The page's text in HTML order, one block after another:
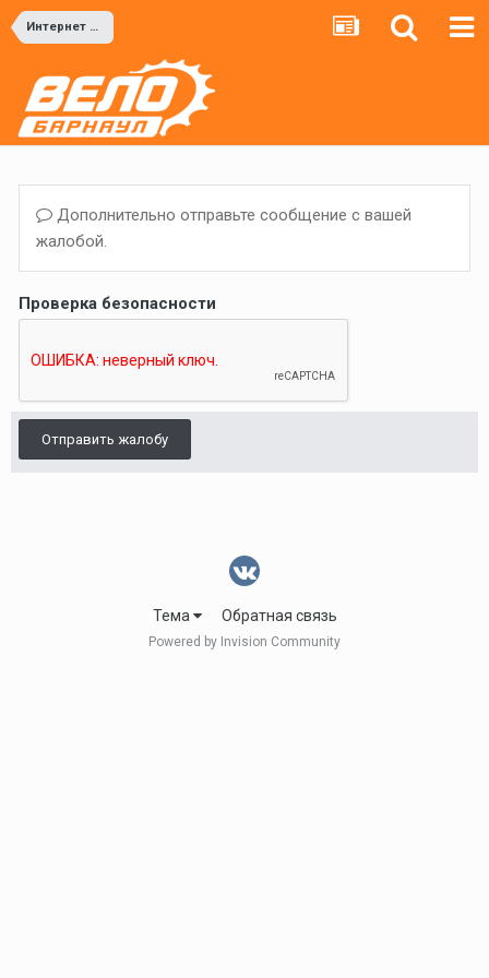
Интернет магазины
Дополнительно отправьте сообщение с вашей
жалобой.
Проверка безопасности
Отправить жалобу
Тема Обратная связь
Powered by Invision Community